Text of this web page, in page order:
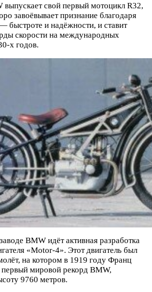
свой первый мотоцикл R32,
завоёвывает признание благодаря
быстроте и надёжности, и ставит
скорости на международных
х годов.
BMW идёт активная разработка
«Motor-4». Этот двигатель был
на котором в 1919 году Франц
мировой рекорд BMW,
9760 метров.